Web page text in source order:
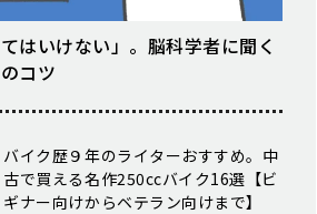
はいけない」。脳科学者に聞く
コツ
バイク歴９年のライターおすすめ。中
古で買える名作250ccバイク16選【ビ
ギナー向けからベテラン向けまで】